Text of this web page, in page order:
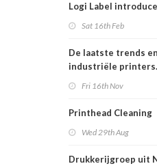
Logi Label
Sat 16th Feb
De laatste trends
industriële printers.
Fri 16th Nov
Printhead Cleaning
Wed 29th Aug
Drukkerijgroep uit